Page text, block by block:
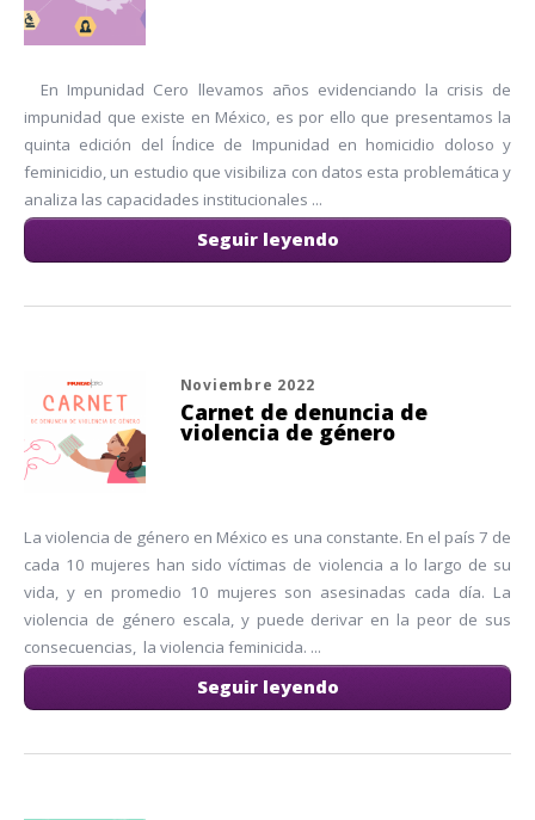
En Impunidad Cero llevamos años evidenciando la crisis de
impunidad que existe en México, es por ello que presentamos la
quinta edición del Índice de Impunidad en homicidio doloso y
feminicidio, un estudio que visibiliza con datos esta problemática y
analiza las capacidades institucionales ...
Seguir leyendo
Noviembre 2022
Carnet de denuncia de
violencia de género
La violencia de género en México es una constante. En el país 7 de
cada 10 mujeres han sido víctimas de violencia a lo largo de su
vida, y en promedio 10 mujeres son asesinadas cada día. La
violencia de género escala, y puede derivar en la peor de sus
consecuencias, la violencia feminicida. ...
Seguir leyendo